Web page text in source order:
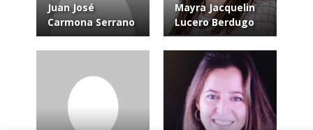
Juan José
Carmona Serrano
Mayra Jacquelin
Lucero Berdugo